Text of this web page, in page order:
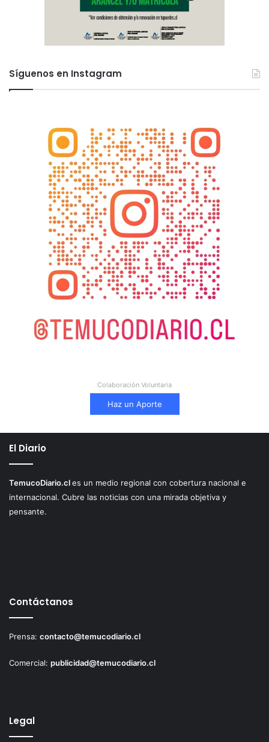
Síguenos en Instagram
Colaboración Voluntaria
Haz un Aporte
El Diario
TemucoDiario.cles un medio regional con cobertura nacional e
internacional. Cubre las noticias con una mirada objetiva y
pensante.
Contáctanos
Prensa: contacto@temucodiario.cl
Comercial: publicidad@temucodiario.cl
Legal